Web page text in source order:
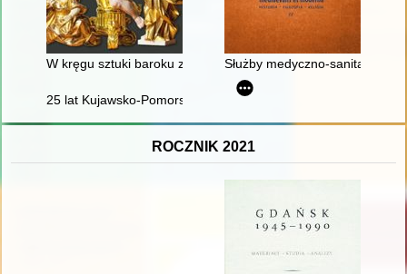
W kręgu sztuki baroku ze zbiorów Muzeum Archidiecezji
Służby medyczno-sanitarne w
25 lat Kujawsko-Pomorskiego Kolegium Instruktorów
ROCZNIK 2021